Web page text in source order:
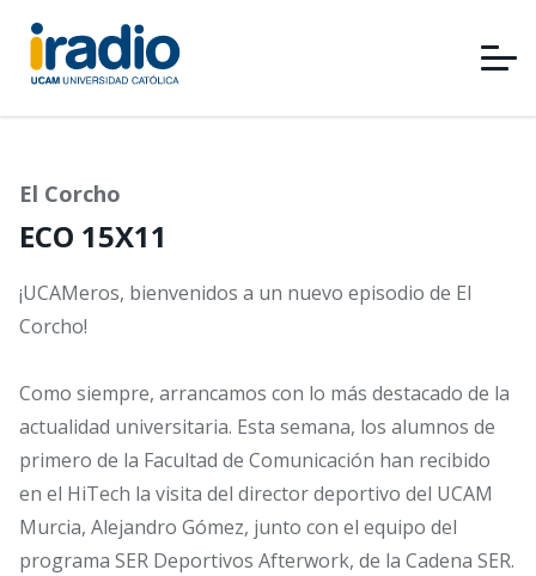
Pasar
contenido
principal
El Corcho
ECO 15X11
¡UCAMeros, bienvenidos a un nuevo episodio de El
Corcho!
Como siempre, arrancamos con lo más destacado de la
actualidad universitaria. Esta semana, los alumnos de
primero de la Facultad de Comunicación han recibido
en el HiTech la visita del director deportivo del UCAM
Murcia, Alejandro Gómez, junto con el equipo del
programa SER Deportivos Afterwork, de la Cadena SER.